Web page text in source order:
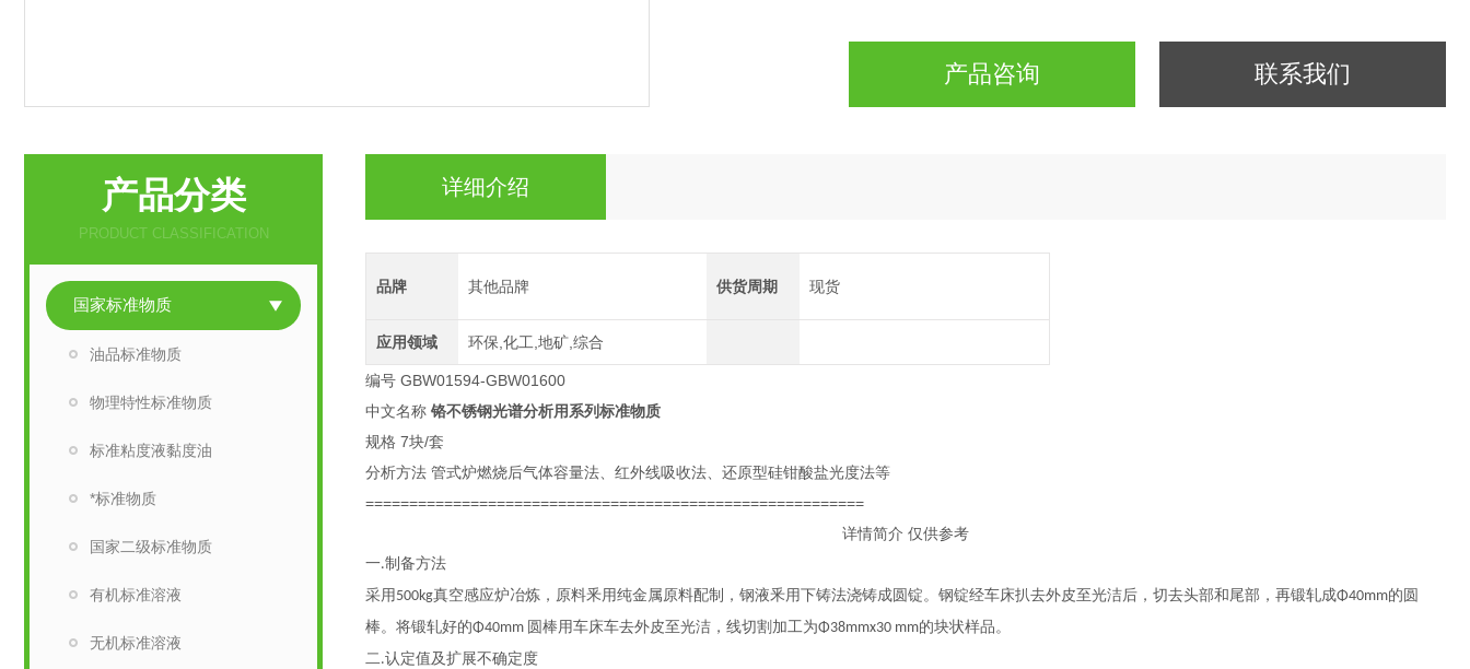
产品咨询 联系我们
产品分类
PRODUCT CLASSIFICATION
国家标准物质
油品标准物质
物理特性标准物质
标准粘度液黏度油
*标准物质
国家二级标准物质
有机标准溶液
无机标准溶液
详细介绍
品牌 其他品牌 供货周期 现货
应用领域 环保,化工,地矿,综合
编号 GBW01594-GBW01600
中文名称 铬不锈钢光谱分析用系列标准物质
规格 7块/套
分析方法 管式炉燃烧后气体容量法、红外线吸收法、还原型硅钳酸盐光度法等
=========================================================
详情简介 仅供参考
一.制备方法
采用 500kg真空感应炉冶炼，原料釆用纯金属原料配制，钢液釆用下铸法浇铸成圆锭。钢锭经车床扒去外皮至光洁后，切去头部和尾部，再锻轧成Φ40mm的圆
棒。将锻轧好的Φ40mm 圆 棒用车床车去外皮至光洁，线切割加工为Φ38mmx30 mm的块状样品。
二.认定值及扩展不确定度